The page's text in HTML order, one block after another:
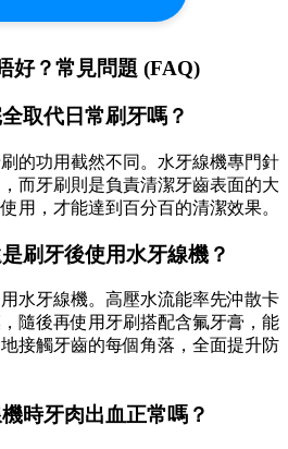
好？常見問題 (FAQ)
取代日常刷牙嗎？
的功用截然不同。水牙線機專門針
而牙刷則是負責清潔牙齒表面的大
用，才能達到百分百的清潔效果。
刷牙後使用水牙線機？
水牙線機。高壓水流能率先沖散卡
隨後再使用牙刷搭配含氟牙膏，能
接觸牙齒的每個角落，全面提升防
時牙肉出血正常嗎？